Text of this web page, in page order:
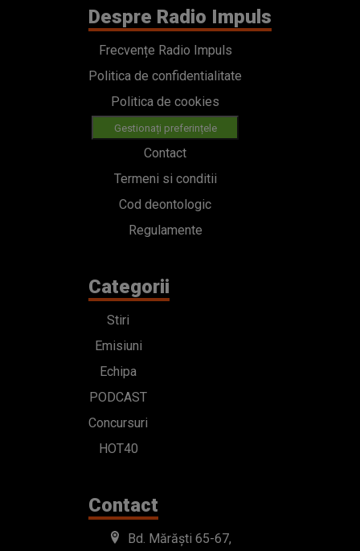
Despre Radio Impuls
Frecvențe Radio Impuls
Politica de confidentialitate
Politica de cookies
Gestionați preferințele
Contact
Termeni si conditii
Cod deontologic
Regulamente
Categorii
Stiri
Emisiuni
Echipa
PODCAST
Concursuri
HOT40
Contact
Bd. Mărăști 65-67,